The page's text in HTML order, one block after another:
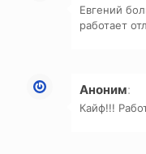
Евгений
работает
Аноним:
Кайф!!!